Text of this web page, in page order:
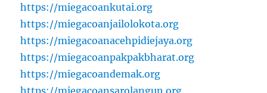
https://miegacoankutai.org
https://miegacoanjailolokota.org
https://miegacoanacehpidiejaya.org
https://miegacoanpakpakbharat.org
https://miegacoandemak.org
https://miegacoansarolangun.org